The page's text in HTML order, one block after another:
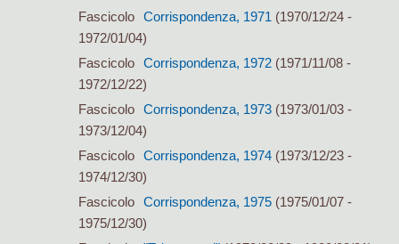
Fascicolo
Corrispondenza, 1971 (1970/12/24 -
1972/01/04)
Fascicolo
Corrispondenza, 1972(1971/11/08 -
1972/12/22)
Fascicolo
Corrispondenza, 1973(1973/01/03 -
1973/12/04)
Fascicolo
Corrispondenza, 1974(1973/12/23 -
1974/12/30)
Fascicolo
Corrispondenza, 1975(1975/01/07 -
1975/12/30)